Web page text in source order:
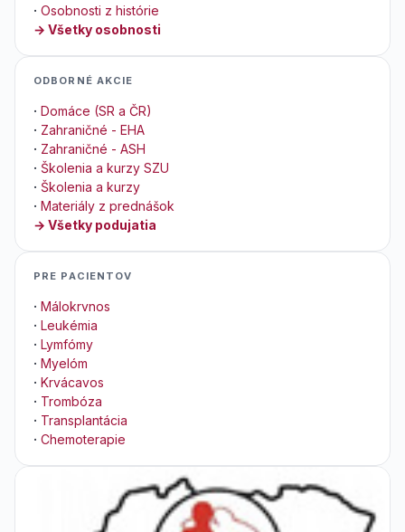
· Osobnosti z histórie
→ Všetky osobnosti
ODBORNÉ AKCIE
· Domáce (SR a ČR)
· Zahraničné - EHA
· Zahraničné - ASH
· Školenia a kurzy SZU
· Školenia a kurzy
· Materiály z prednášok
→ Všetky podujatia
PRE PACIENTOV
· Málokrvnos
· Leukémia
· Lymfómy
· Myelóm
· Krvácavos
· Trombóza
· Transplantácia
· Chemoterapie